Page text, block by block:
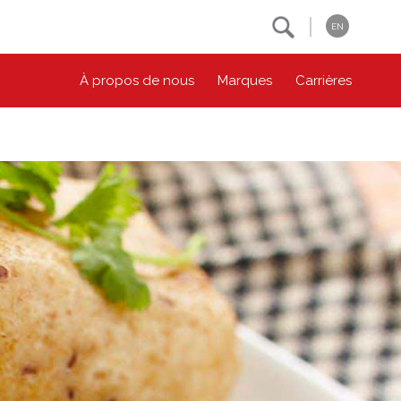
EN
À propos de nous Marques Carrières
Environnement
Bien-être des animaux
Collectivité
Principes coopératifs
Diversité et inclusion
Accessibilité
Contactez-nous
Location